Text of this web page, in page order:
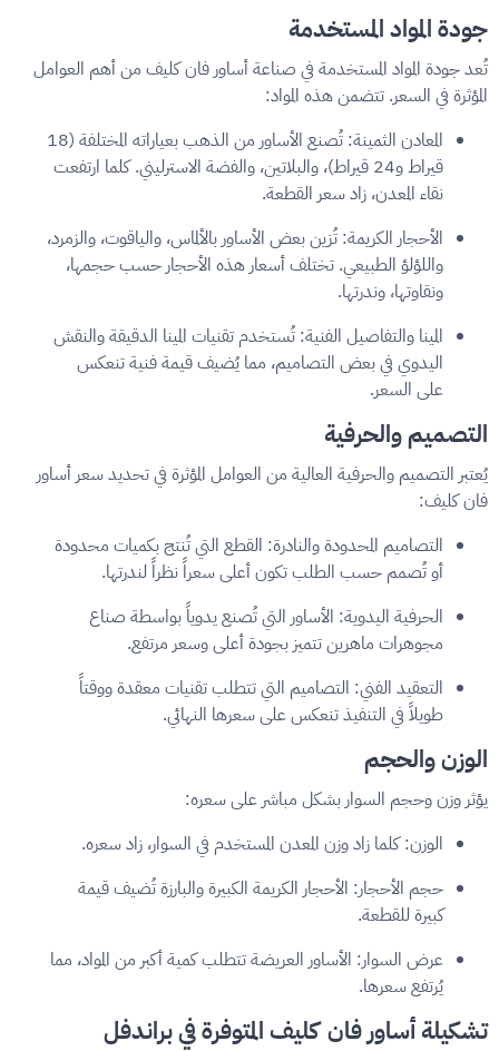
جودة المواد المستخدمة
تُعد جودة المواد المستخدمة في صناعة أساور فان كليف من أهم العوامل
المؤثرة في السعر. تتضمن هذه المواد:
المعادن الثمينة: تُصنع الأساور من الذهب بعياراته المختلفة (18
قيراط و24 قيراط)، والبلاتين، والفضة الاسترليني. كلما ارتفعت
نقاء المعدن، زاد سعر القطعة.
الأحجار الكريمة: تُزين بعض الأساور بالألماس، والياقوت، والزمرد،
واللؤلؤ الطبيعي. تختلف أسعار هذه الأحجار حسب حجمها،
ونقاوتها، وندرتها.
المينا والتفاصيل الفنية: تُستخدم تقنيات المينا الدقيقة والنقش
اليدوي في بعض التصاميم، مما يُضيف قيمة فنية تنعكس
على السعر.
التصميم والحرفية
يُعتبر التصميم والحرفية العالية من العوامل المؤثرة في تحديد سعر أساور
فان كليف:
التصاميم المحدودة والنادرة: القطع التي تُنتج بكميات محدودة
أو تُصمم حسب الطلب تكون أعلى سعراً نظراً لندرتها.
الحرفية اليدوية: الأساور التي تُصنع يدوياً بواسطة صناع
مجوهرات ماهرين تتميز بجودة أعلى وسعر مرتفع.
التعقيد الفني: التصاميم التي تتطلب تقنيات معقدة ووقتاً
طويلاً في التنفيذ تنعكس على سعرها النهائي.
الوزن والحجم
يؤثر وزن وحجم السوار بشكل مباشر على سعره:
الوزن: كلما زاد وزن المعدن المستخدم في السوار، زاد سعره.
حجم الأحجار: الأحجار الكريمة الكبيرة والبارزة تُضيف قيمة
كبيرة للقطعة.
عرض السوار: الأساور العريضة تتطلب كمية أكبر من المواد، مما
يُرتفع سعرها.
تشكيلة أساور فان كليف المتوفرة في براندفل